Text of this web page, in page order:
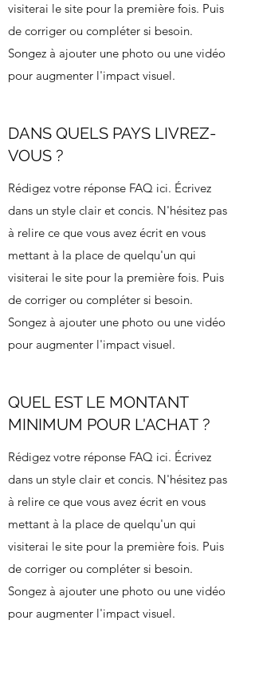
visiterai le site pour la première fois. Puis
de corriger ou compléter si besoin.
Songez à ajouter une photo ou une vidéo
pour augmenter l'impact visuel.
DANS QUELS PAYS LIVREZ-
VOUS ?
Rédigez votre réponse FAQ ici. Écrivez
dans un style clair et concis. N'hésitez pas
à relire ce que vous avez écrit en vous
mettant à la place de quelqu'un qui
visiterai le site pour la première fois. Puis
de corriger ou compléter si besoin.
Songez à ajouter une photo ou une vidéo
pour augmenter l'impact visuel.
QUEL EST LE MONTANT
MINIMUM POUR L'ACHAT ?
Rédigez votre réponse FAQ ici. Écrivez
dans un style clair et concis. N'hésitez pas
à relire ce que vous avez écrit en vous
mettant à la place de quelqu'un qui
visiterai le site pour la première fois. Puis
de corriger ou compléter si besoin.
Songez à ajouter une photo ou une vidéo
pour augmenter l'impact visuel.